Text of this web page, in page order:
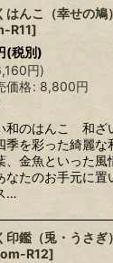
はんこ（幸せの
R11]
(税別)
円)
価格: 8,800円
和のはんこ 和ざ
季を彩った綺麗な
、金魚といった風
なたのお手元に置
…
印鑑（兎・うさ
R12]